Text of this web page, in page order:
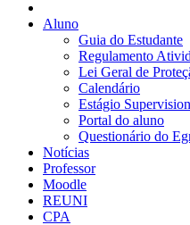
Aluno
Guia do Estudante
Regulamento
Lei Geral de
Calendário
Estágio
Portal do aluno
Questionário do
Notícias
Professor
Moodle
REUNI
CPA